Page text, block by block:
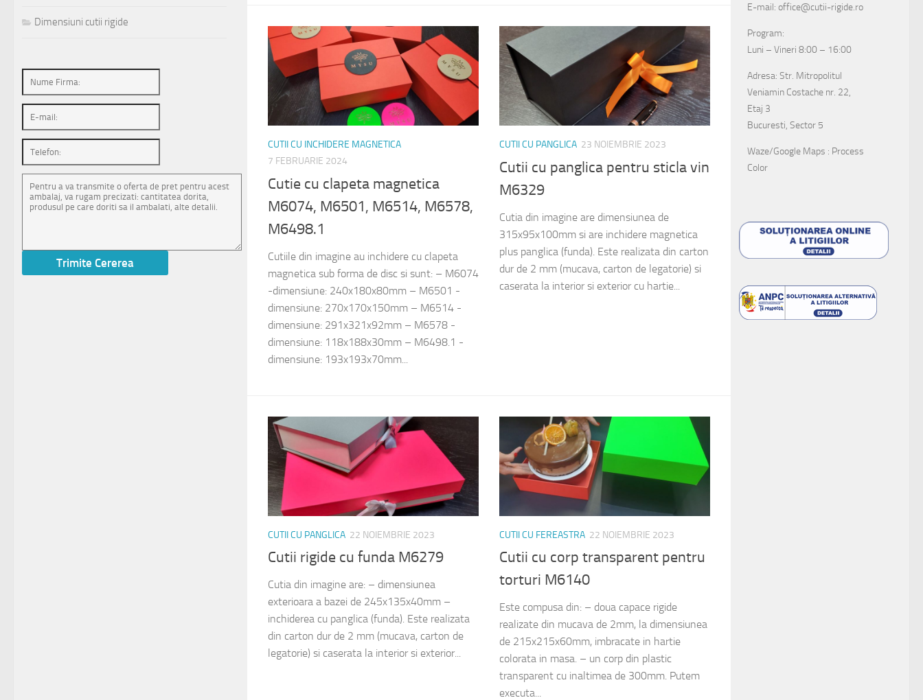
CUTII CU INCHIDERE MAGNETICA
7 FEBRUARIE 2024
Cutie cu clapeta magnetica
M6074, M6501, M6514, M6578,
M6498.1
Cutiile din imagine au inchidere cu clapeta
magnetica sub forma de disc si sunt: – M6074
-dimensiune: 240x180x80mm – M6501 -
dimensiune: 270x170x150mm – M6514 -
dimensiune: 291x321x92mm – M6578 -
dimensiune: 118x188x30mm – M6498.1 -
dimensiune: 193x193x70mm...
CUTII CU PANGLICA 23 NOIEMBRIE 2023
Cutii cu panglica pentru sticla vin
M6329
Cutia din imagine are dimensiunea de
315x95x100mm si are inchidere magnetica
plus panglica (funda). Este realizata din carton
dur de 2 mm (mucava, carton de legatorie) si
caserata la interior si exterior cu hartie...
CUTII CU PANGLICA 22 NOIEMBRIE 2023
Cutii rigide cu funda M6279
Cutia din imagine are: – dimensiunea
exterioara a bazei de 245x135x40mm –
inchiderea cu panglica (funda). Este realizata
din carton dur de 2 mm (mucava, carton de
legatorie) si caserata la interior si exterior...
CUTII CU FEREASTRA 22 NOIEMBRIE 2023
Cutii cu corp transparent pentru
torturi M6140
Este compusa din: – doua capace rigide
realizate din mucava de 2mm, la dimensiunea
de 215x215x60mm, imbracate in hartie
colorata in masa. – un corp din plastic
transparent cu inaltimea de 300mm. Putem
executa...
Dimensiuni cutii rigide
E-mail: office@cutii-rigide.ro
Program:
Luni – Vineri 8:00 – 16:00
Adresa: Str. Mitropolitul
Veniamin Costache nr. 22,
Etaj 3
Bucuresti, Sector 5
Waze/Google Maps : Process
Color